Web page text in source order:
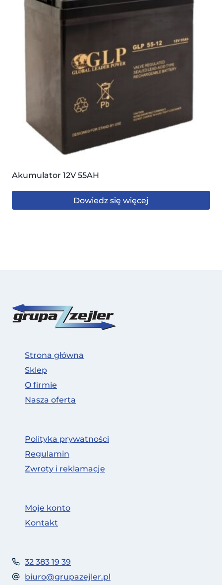
Akumulator 12V 55AH
Dowiedz się więcej
Strona główna
Sklep
O firmie
Nasza oferta
Polityka prywatności
Regulamin
Zwroty i reklamacje
Moje konto
Kontakt
32 383 19 39
biuro@grupazejler.pl